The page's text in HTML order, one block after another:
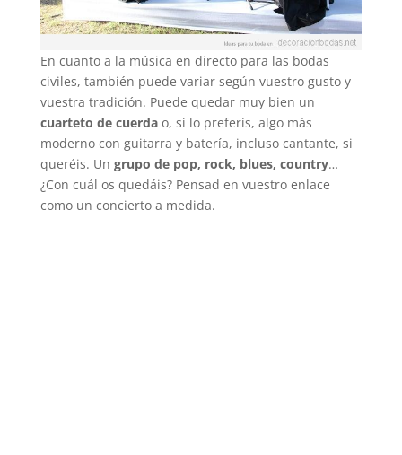
En cuanto a la música en directo para las bodas
civiles, también puede variar según vuestro gusto y
vuestra tradición. Puede quedar muy bien un
cuarteto de cuerdao, si lo preferís, algo más
moderno con guitarra y batería, incluso cantante, si
queréis. Un grupo de pop, rock, blues, country…
¿Con cuál os quedáis? Pensad en vuestro enlace
como un concierto a medida.